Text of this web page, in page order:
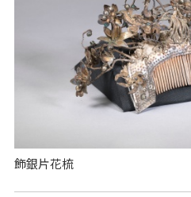
飾銀片花梳